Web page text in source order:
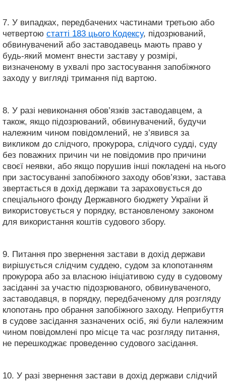
7. У випадках, передбачених частинами третьою або
четвертою статті 183 цього Кодексу, підозрюваний,
обвинувачений або заставодавець мають право у
будь-який момент внести заставу у розмірі,
визначеному в ухвалі про застосування запобіжного
заходу у вигляді тримання під вартою.
8. У разі невиконання обов’язків заставодавцем, а
також, якщо підозрюваний, обвинувачений, будучи
належним чином повідомлений, не з’явився за
викликом до слідчого, прокурора, слідчого судді, суду
без поважних причин чи не повідомив про причини
своєї неявки, або якщо порушив інші покладені на нього
при застосуванні запобіжного заходу обов’язки, застава
звертається в дохід держави та зараховується до
спеціального фонду Державного бюджету України й
використовується у порядку, встановленому законом
для використання коштів судового збору.
9. Питання про звернення застави в дохід держави
вирішується слідчим суддею, судом за клопотанням
прокурора або за власною ініціативою суду в судовому
засіданні за участю підозрюваного, обвинуваченого,
заставодавця, в порядку, передбаченому для розгляду
клопотань про обрання запобіжного заходу. Неприбуття
в судове засідання зазначених осіб, які були належним
чином повідомлені про місце та час розгляду питання,
не перешкоджає проведенню судового засідання.
10. У разі звернення застави в дохід держави слідчий